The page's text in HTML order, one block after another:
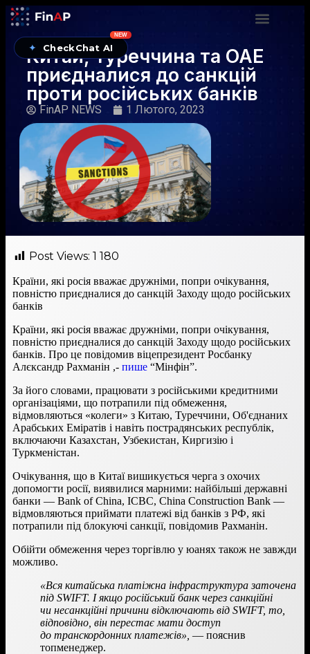
✦ CheckChat AI
NEW
Китай, Туреччина та ОАЕ
приєдналися до санкцій
проти російських банків
FinAP NEWS 1 Лютого, 2023
Post Views: 1 180
Країни, які росія вважає дружніми, попри очікування,
повністю приєдналися до санкцій Заходу щодо російських
банків
Країни, які росія вважає дружніми, попри очікування,
повністю приєдналися до санкцій Заходу щодо російських
банків. Про це повідомив віцепрезидент Росбанку
Алєксандр Рахманін ,- пише “Мінфін”.
За його словами, працювати з російськими кредитними
організаціями, що потрапили під обмеження,
відмовляються «колеги» з Китаю, Туреччини, Об'єднаних
Арабських Еміратів і навіть пострадянських республік,
включаючи Казахстан, Узбекистан, Киргизію і
Туркменістан.
Очікування, що в Китаї вишикується черга з охочих
допомогти росії, виявилися марними: найбільші державні
банки — Bank of China, ICBC, China Construction Bank —
відмовляються приймати платежі від банків з РФ, які
потрапили під блокуючі санкції, повідомив Рахманін.
Обійти обмеження через торгівлю у юанях також не завжди
можливо.
«Вся китайська платіжна інфраструктура заточена
під SWIFT. І якщо російський банк через санкційні
чи несанкційні причини відключають від SWIFT, то,
відповідно, він перестає мати доступ
до транскордонних платежів», — пояснив
топменеджер.